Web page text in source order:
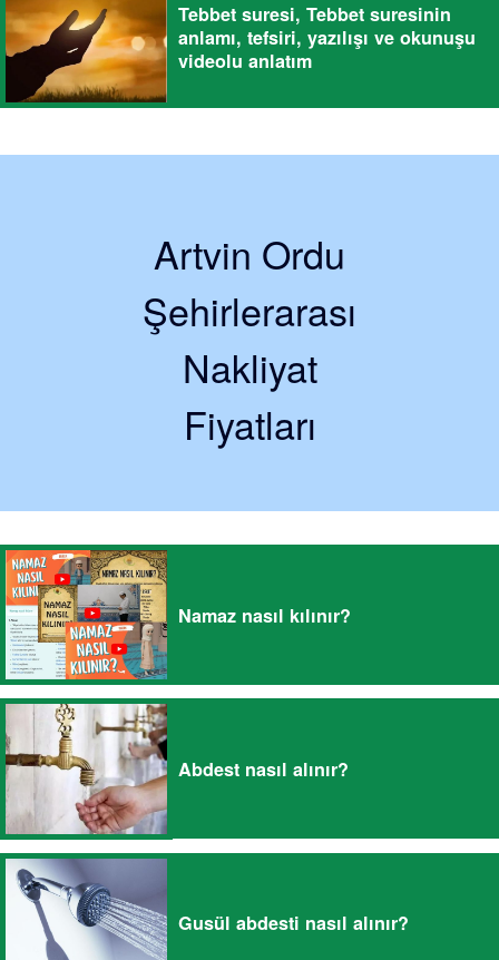
Tebbet suresi, Tebbet suresinin
anlamı, tefsiri, yazılışı ve okunuşu
videolu anlatım
Artvin Ordu
Şehirlerarası
Nakliyat
Fiyatları
Namaz nasıl kılınır?
Abdest nasıl alınır?
Gusül abdesti nasıl alınır?